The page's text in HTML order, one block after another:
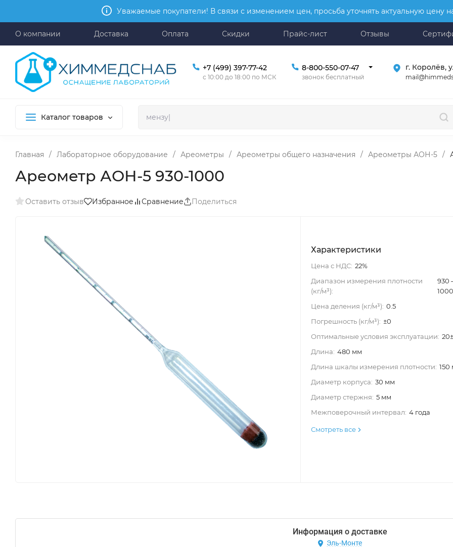
Уважаемые покупатели! В связи с изменением цен, просьба уточнять актуальную цену
О компании Доставка Оплата Скидки Прайс-лист Отзывы
+7 (499) 397-77-42
с 10:00 до 18:00 по МСК
8-800-550-07-47
звонок бесплатный
г. Королёв,
Каталог товаров
Главная / Лабораторное оборудование / Ареометры / Ареометры общего назначения / Ареометры АОН-5 /
Ареометр АОН-5 930-1000
Оставить отзыв Избранное Сравнение Поделиться
Характеристики
Цена с НДС: 22%
Диапазон измерения плотности
(кг/м³):
930
1000
Цена деления (кг/м³): 0.5
Погрешность (кг/м³): ±0
Оптимальные условия эксплуатации:
Длина: 480 мм
Длина шкалы измерения плотности: 150
Диаметр корпуса: 30 мм
Диаметр стержня: 5 мм
Межповерочный интервал: 4 года
Смотреть все
Информация о доставке
Эль-Монте